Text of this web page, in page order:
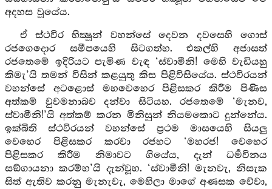
අදහස වූයේය.
ඒ ස්ථවිර භික්‍ෂූන් වහන්සේ දෙවන දවසෙහි ගොස්
රජගෙදොර සමීපයෙහි සිටගත්හ. එකල්හි අජාසත්
රජතෙමේ ඉදිරියට පැමිණ වැඳ ‘ස්වාමීනි! මෙහි වැඩියහු
කිමැ’යි තමන් විසින් කළයුතු කිස පිළිවිසියේය. ස්ථවිරයන්
වහන්සේ අටළොස් මහවෙහෙර පිළිසකර කිරීම පිණිස
අත්කම් වුවමනාබව දන්වා සිටියහ. රජතෙමේ ‘මැනව,
ස්වාමීනි!’යි අත්කම් කරන මිනිසුන් නියමකොට දුන්නේය.
ඉක්බිති ස්ථවිරයන් වහන්සේ ප්‍රථම මාසයෙහි සියලු
වෙහෙර පිළිසකර කරවා රජහට ‘මහරජ! වෙහෙර
පිළිසකර කිරීම නිමාවට ගියේය, දැන් ධර්‍මවිනය
සඞ්ගායනා කරම්හ’යි දැන්වූහ. ‘ස්වාමීනි! මැනවැ, නිසැක
සිත් ඇතිව කරනු මැනැවැ, මෙහිලා මාගේ අණසක වේවා,